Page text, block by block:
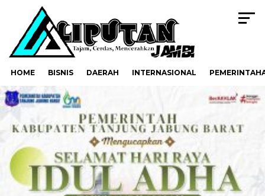
HOME BISNIS DAERAH INTERNASIONAL